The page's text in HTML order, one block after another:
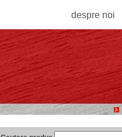
despre noi